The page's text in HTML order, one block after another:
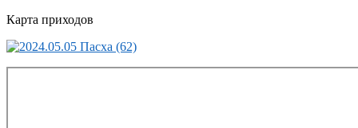
Карта приходов